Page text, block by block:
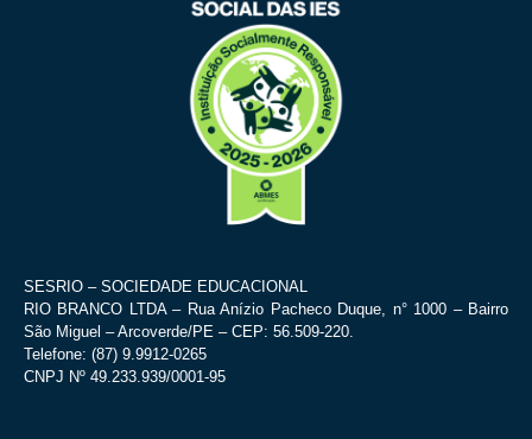
SESRIO – SOCIEDADE EDUCACIONAL
RIO BRANCO LTDA – Rua Anízio Pacheco Duque, n° 1000 – Bairro
São Miguel – Arcoverde/PE – CEP: 56.509-220.
Telefone: (87) 9.9912-0265
CNPJ Nº 49.233.939/0001-95